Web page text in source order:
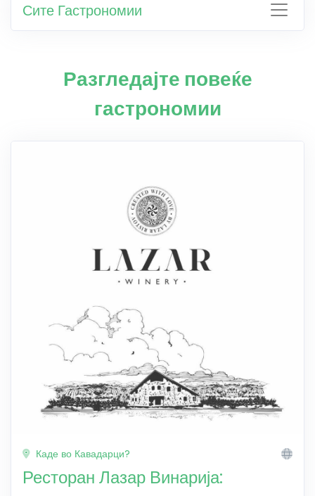
Сите Гастрономии
Разгледајте повеќе
гастрономии
Каде во Кавадарци?
Ресторан Лазар Винарија: